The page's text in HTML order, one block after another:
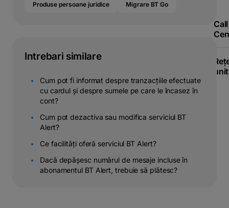
Call
Produse persoane juridice Migrare BT Go
Intrebari similare
Cum pot fi informat despre tranzacțiile efectuate
cu cardul și despre sumele pe care le încasez în
cont?
Cum pot dezactiva sau modifica serviciul BT
Alert?
Ce facilități oferă serviciul BT Alert?
Dacă depășesc numărul de mesaje incluse în
abonamentul BT Alert, trebuie să plătesc?